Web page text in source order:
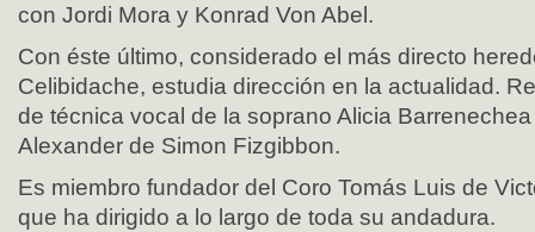
con Jordi Mora y Konrad Von Abel.
Con éste último, considerado el más directo
Celibidache, estudia dirección en la actualidad.
de técnica vocal de la soprano Alicia
Alexander de Simon Fizgibbon.
Es miembro fundador del Coro Tomás Luis de
que ha dirigido a lo largo de toda su andadura.